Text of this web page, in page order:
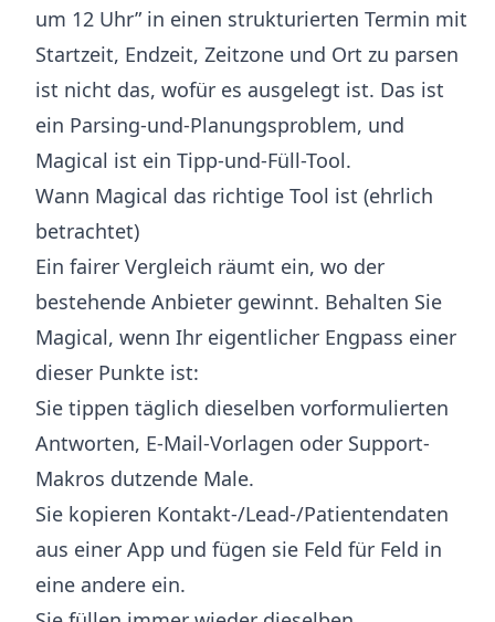
um 12 Uhr” in einen strukturierten Termin mit
Startzeit, Endzeit, Zeitzone und Ort zu parsen
ist nicht das, wofür es ausgelegt ist. Das ist
ein Parsing-und-Planungsproblem, und
Magical ist ein Tipp-und-Füll-Tool.
Wann Magical das richtige Tool ist (ehrlich
betrachtet)
Ein fairer Vergleich räumt ein, wo der
bestehende Anbieter gewinnt. Behalten Sie
Magical, wenn Ihr eigentlicher Engpass einer
dieser Punkte ist:
Sie tippen täglich dieselben vorformulierten
Antworten, E-Mail-Vorlagen oder Support-
Makros dutzende Male.
Sie kopieren Kontakt-/Lead-/Patientendaten
aus einer App und fügen sie Feld für Feld in
eine andere ein.